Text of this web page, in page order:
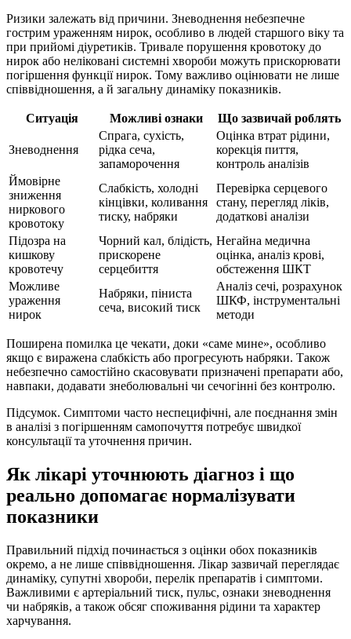
Ризики залежать від причини. Зневоднення небезпечне
гострим ураженням нирок, особливо в людей старшого віку та
при прийомі діуретиків. Тривале порушення кровотоку до
нирок або неліковані системні хвороби можуть прискорювати
погіршення функції нирок. Тому важливо оцінювати не лише
співвідношення, а й загальну динаміку показників.
Ситуація Можливі ознаки Що зазвичай роблять
Зневоднення
Спрага, сухість,
рідка сеча,
запаморочення
Оцінка втрат рідини,
корекція пиття,
контроль аналізів
Ймовірне
зниження
ниркового
кровотоку
Слабкість, холодні
кінцівки, коливання
тиску, набряки
Перевірка серцевого
стану, перегляд ліків,
додаткові аналізи
Підозра на
кишкову
кровотечу
Чорний кал, блідість,
прискорене
серцебиття
Негайна медична
оцінка, аналіз крові,
обстеження ШКТ
Можливе
ураження
нирок
Набряки, піниста
сеча, високий тиск
Аналіз сечі, розрахунок
ШКФ, інструментальні
методи
Поширена помилка це чекати, доки «саме мине», особливо
якщо є виражена слабкість або прогресують набряки. Також
небезпечно самостійно скасовувати призначені препарати або,
навпаки, додавати знеболювальні чи сечогінні без контролю.
Підсумок. Симптоми часто неспецифічні, але поєднання змін
в аналізі з погіршенням самопочуття потребує швидкої
консультації та уточнення причин.
Як лікарі уточнюють діагноз і що
реально допомагає нормалізувати
показники
Правильний підхід починається з оцінки обох показників
окремо, а не лише співвідношення. Лікар зазвичай переглядає
динаміку, супутні хвороби, перелік препаратів і симптоми.
Важливими є артеріальний тиск, пульс, ознаки зневоднення
чи набряків, а також обсяг споживання рідини та характер
харчування.